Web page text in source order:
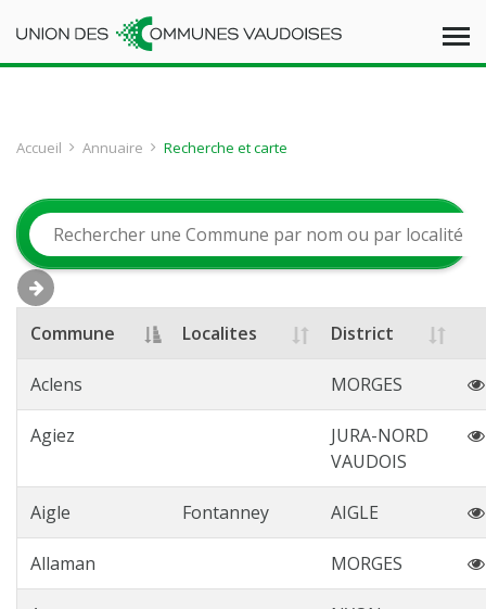
Accueil Annuaire Recherche et carte
Commune Localites District
Aclens MORGES
Agiez
JURA-NORD
VAUDOIS
Aigle Fontanney AIGLE
Allaman MORGES